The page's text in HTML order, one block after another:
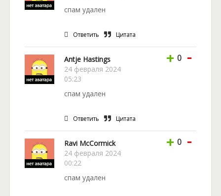
спам удален
Ответить Цитата
Antje Hastings
24 февраля 2024
05:23
+ 0 -
спам удален
Ответить Цитата
Ravi McCormick
24 февраля 2024
00:22
+ 0 -
спам удален